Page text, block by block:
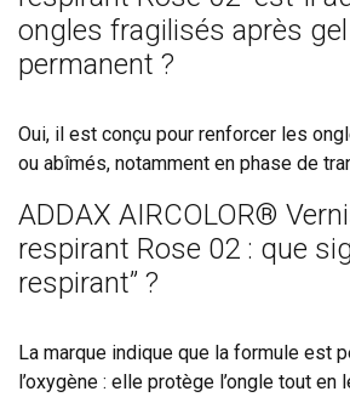
ongles fragilisés après
permanent ?
Oui, il est conçu pour renforcer les
ou abîmés, notamment en phase de
ADDAX AIRCOLOR®
respirant Rose 02 : que
respirant” ?
La marque indique que la formule est
l’oxygène : elle protège l’ongle tout en